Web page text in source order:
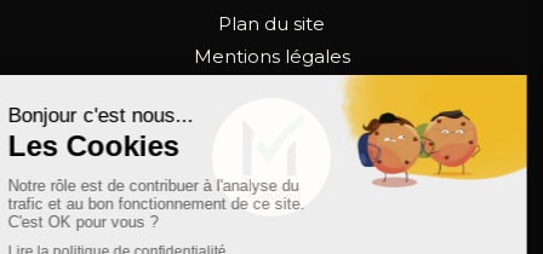
Plan du site
Mentions légales